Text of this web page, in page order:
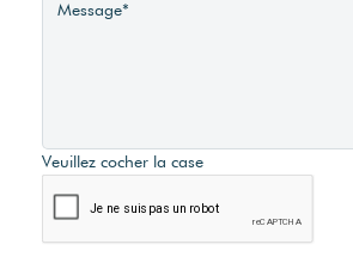
Veuillez cocher la case